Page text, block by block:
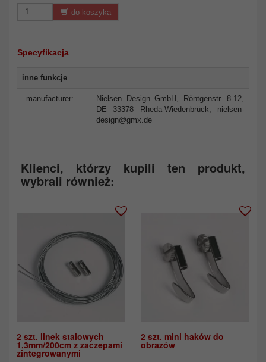
do koszyka
Specyfikacja
inne funkcje
manufacturer:
Nielsen Design GmbH, Röntgenstr. 8-12,
DE 33378 Rheda-Wiedenbrück, nielsen-
design@gmx.de
Klienci, którzy kupili ten produkt,
wybrali również:
2 szt. linek stalowych
1,3mm/200cm z zaczepami
zintegrowanymi
2 szt. mini haków do
obrazów